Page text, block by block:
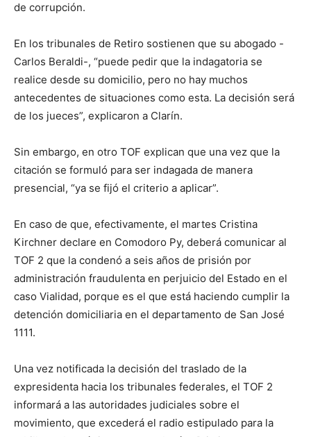
de corrupción.
En los tribunales de Retiro sostienen que su abogado -
Carlos Beraldi-, “puede pedir que la indagatoria se
realice desde su domicilio, pero no hay muchos
antecedentes de situaciones como esta. La decisión será
de los jueces”, explicaron a Clarín.
Sin embargo, en otro TOF explican que una vez que la
citación se formuló para ser indagada de manera
presencial, “ya se fijó el criterio a aplicar”.
En caso de que, efectivamente, el martes Cristina
Kirchner declare en Comodoro Py, deberá comunicar al
TOF 2 que la condenó a seis años de prisión por
administración fraudulenta en perjuicio del Estado en el
caso Vialidad, porque es el que está haciendo cumplir la
detención domiciliaria en el departamento de San José
1111.
Una vez notificada la decisión del traslado de la
expresidenta hacia los tribunales federales, el TOF 2
informará a las autoridades judiciales sobre el
movimiento, que excederá el radio estipulado para la